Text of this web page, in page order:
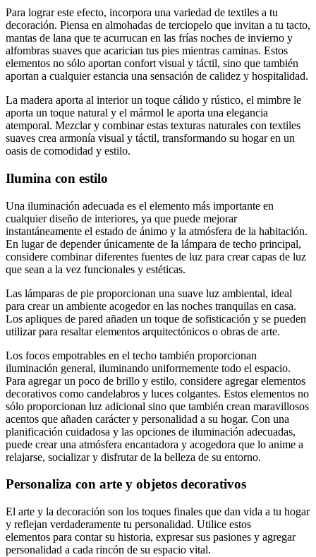
Para lograr este efecto, incorpora una variedad de textiles a tu
decoración. Piensa en almohadas de terciopelo que invitan a tu tacto,
mantas de lana que te acurrucan en las frías noches de invierno y
alfombras suaves que acarician tus pies mientras caminas. Estos
elementos no sólo aportan confort visual y táctil, sino que también
aportan a cualquier estancia una sensación de calidez y hospitalidad.
La madera aporta al interior un toque cálido y rústico, el mimbre le
aporta un toque natural y el mármol le aporta una elegancia
atemporal. Mezclar y combinar estas texturas naturales con textiles
suaves crea armonía visual y táctil, transformando su hogar en un
oasis de comodidad y estilo.
Ilumina con estilo
Una iluminación adecuada es el elemento más importante en
cualquier diseño de interiores, ya que puede mejorar
instantáneamente el estado de ánimo y la atmósfera de la habitación.
En lugar de depender únicamente de la lámpara de techo principal,
considere combinar diferentes fuentes de luz para crear capas de luz
que sean a la vez funcionales y estéticas.
Las lámparas de pie proporcionan una suave luz ambiental, ideal
para crear un ambiente acogedor en las noches tranquilas en casa.
Los apliques de pared añaden un toque de sofisticación y se pueden
utilizar para resaltar elementos arquitectónicos o obras de arte.
Los focos empotrables en el techo también proporcionan
iluminación general, iluminando uniformemente todo el espacio.
Para agregar un poco de brillo y estilo, considere agregar elementos
decorativos como candelabros y luces colgantes. Estos elementos no
sólo proporcionan luz adicional sino que también crean maravillosos
acentos que añaden carácter y personalidad a su hogar. Con una
planificación cuidadosa y las opciones de iluminación adecuadas,
puede crear una atmósfera encantadora y acogedora que lo anime a
relajarse, socializar y disfrutar de la belleza de su entorno.
Personaliza con arte y objetos decorativos
El arte y la decoración son los toques finales que dan vida a tu hogar
y reflejan verdaderamente tu personalidad. Utilice estos
elementos para contar su historia, expresar sus pasiones y agregar
personalidad a cada rincón de su espacio vital.